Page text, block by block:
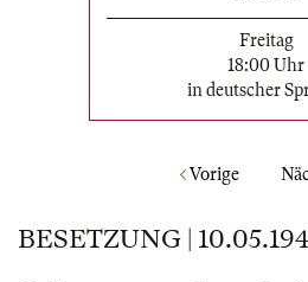
Freitag
18:00 Uhr
in deutscher
Vorige
BESETZUNG |